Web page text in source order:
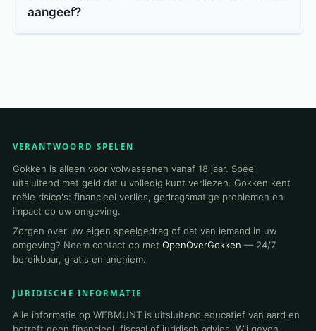
aangeef?
VERANTWOORD SPELEN
Gokken is alleen voor volwassenen vanaf 18 jaar. Speel
uitsluitend met geld dat u volledig kunt verliezen. Gokken kent
reële risico's: financieel verlies, gedragsmatige problemen en
impact op uw omgeving.
Zorgen over uw eigen speelgedrag of dat van iemand in uw
omgeving? Neem contact op met OpenOverGokken — 24/7
bereikbaar, gratis en anoniem.
JURIDISCHE INFORMATIE
Alle informatie op WEBMUNT is uitsluitend educatief van aard en